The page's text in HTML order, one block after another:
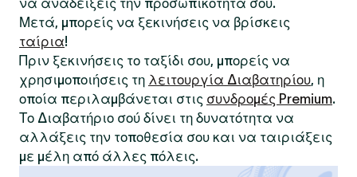
να αναδείξεις την προσωπικότητα σου.
Μετά, μπορείς να ξεκινήσεις να βρίσκεις
ταίρια!
Πριν ξεκινήσεις το ταξίδι σου, μπορείς να
χρησιμοποιήσεις τη λειτουργία Διαβατηρίου, η
οποία περιλαμβάνεται στις συνδρομές Premium.
Το Διαβατήριο σού δίνει τη δυνατότητα να
αλλάξεις την τοποθεσία σου και να ταιριάξεις
με μέλη από άλλες πόλεις.